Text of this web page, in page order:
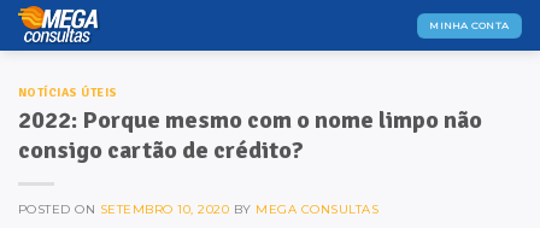
Skip
MINHA CONTA
NOTÍCIAS ÚTEIS
2022: Porque mesmo com o nome limpo não
consigo cartão de crédito?
POSTED ON SETEMBRO 10, 2020 BY MEGA CONSULTAS